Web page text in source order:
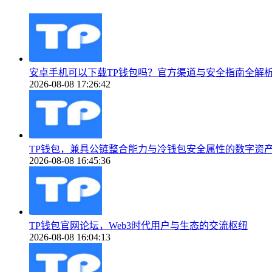
安卓手机可以下载TP钱包吗？官方渠道与安全指南全解
2026-08-08 17:26:42
TP钱包，兼具公链整合能力与冷钱包安全属性的数字资
2026-08-08 16:45:36
TP钱包官网论坛，Web3时代用户与生态的交流枢纽
2026-08-08 16:04:13